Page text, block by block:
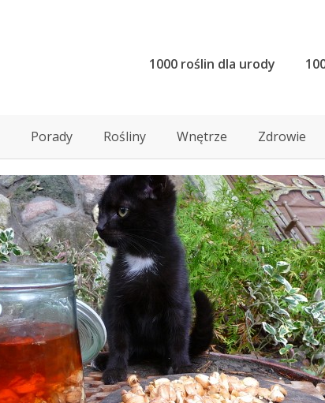
1000 roślin dla urody
Porady Rośliny Wnętrze Zdrowie